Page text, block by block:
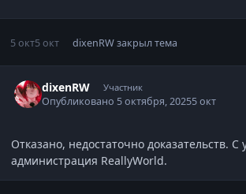
5 окт5 окт dixenRWзакрыл тема
dixenRW Участник
Опубликовано 5 октября, 20255 окт
Отказано, недостаточно доказательств.
администрация ReallyWorld.